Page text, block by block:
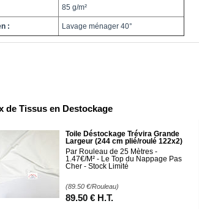
85 g/m²
: Lavage ménager 40°
de Tissus en Destockage
Toile Déstockage Trévira Grande
Largeur (244 cm plié/roulé 122x2)
Par Rouleau de 25 Mètres -
1.47€/M² - Le Top du Nappage Pas
Cher - Stock Limité
(89.50 €/Rouleau)
89.50 € H.T.